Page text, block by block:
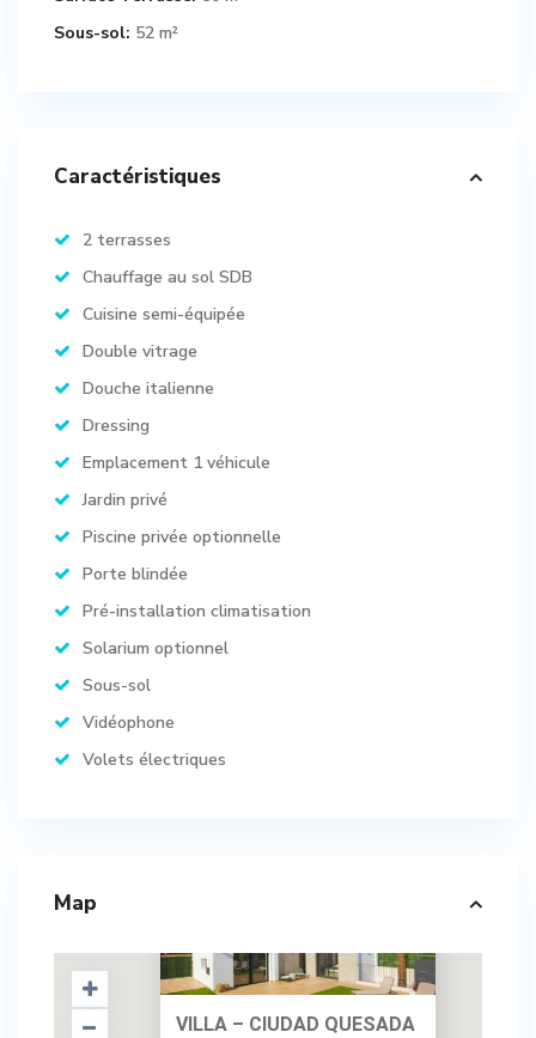
Sous-sol: 52 m²
Caractéristiques
2 terrasses
Chauffage au sol SDB
Cuisine semi-équipée
Double vitrage
Douche italienne
Dressing
Emplacement 1 véhicule
Jardin privé
Piscine privée optionnelle
Porte blindée
Pré-installation climatisation
Solarium optionnel
Sous-sol
Vidéophone
Volets électriques
Map
VILLA – CIUDAD QUESADA